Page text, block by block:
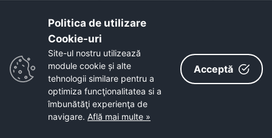
Certificatul de Urbanism nr. 1276 din 24.05.2006 şi
prevederile Regulamentului General de Urbanism
referitoare la UTR nr. 67.
Terenul total studiat este de 70.000mp, iar terenul
propriu-zis are o suprafaţă de 32.400mp. Indicii de
utilizare a terenului sunt:
P.O.T. existent = 0,00%
Politica de utilizare
Cookie-uri‎
Site-ul nostru utilizează
module cookie și alte
tehnologii similare pentru a
optimiza funcţionalitatea si a
îmbunătăţi experienţa de
navigare. Află mai multe »
Acceptă